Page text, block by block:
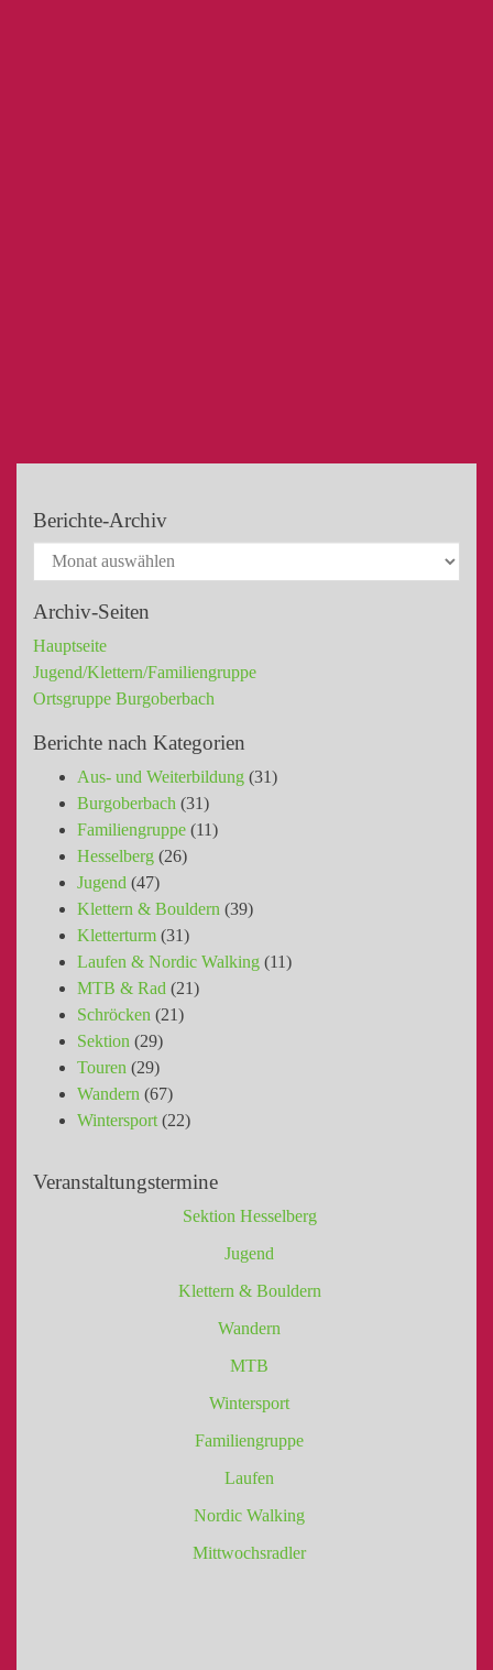
Berichte-Archiv
Archiv-Seiten
Hauptseite
Jugend/Klettern/Familiengruppe
Ortsgruppe Burgoberbach
Berichte nach Kategorien
Aus- und Weiterbildung (31)
Burgoberbach (31)
Familiengruppe (11)
Hesselberg (26)
Jugend (47)
Klettern & Bouldern (39)
Kletterturm (31)
Laufen & Nordic Walking (11)
MTB & Rad (21)
Schröcken (21)
Sektion (29)
Touren (29)
Wandern (67)
Wintersport (22)
Veranstaltungstermine
Sektion Hesselberg
Jugend
Klettern & Bouldern
Wandern
MTB
Wintersport
Familiengruppe
Laufen
Nordic Walking
Mittwochsradler